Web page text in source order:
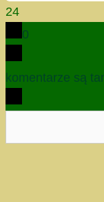
24
0
komentarze są